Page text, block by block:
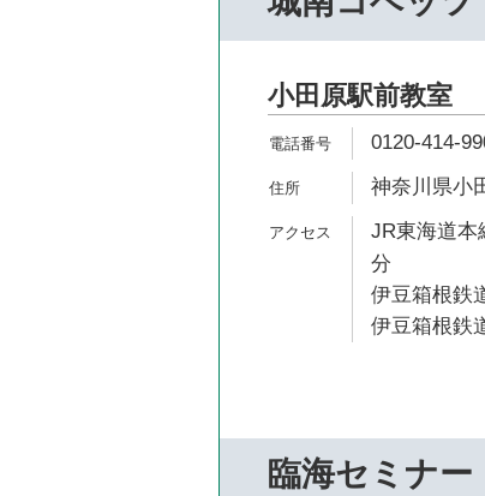
小田原駅前教室
0120-414-
神奈川県小
JR東海道本
分
伊豆箱根鉄
伊豆箱根鉄
臨海セミナー